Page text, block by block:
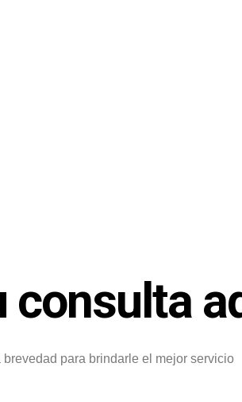
consulta
brevedad para brindarle el mejor servicio